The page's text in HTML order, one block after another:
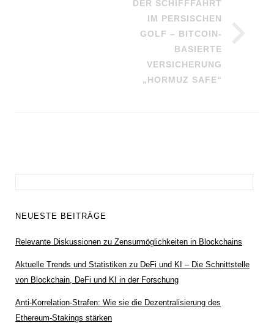
DER SCHIFFFAHRT
IM PERSISCHEN
GOLF – BITCOIN-
BASIERTE
VERSICHERUNG
„HORMUZ SAFE“
NEUESTE BEITRÄGE
Relevante Diskussionen zu Zensurmöglichkeiten in Blockchains
Aktuelle Trends und Statistiken zu DeFi und KI – Die Schnittstelle
von Blockchain, DeFi und KI in der Forschung
Anti-Korrelation-Strafen: Wie sie die Dezentralisierung des
Ethereum-Stakings stärken